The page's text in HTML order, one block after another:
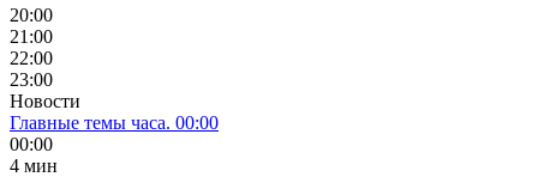
20:00
21:00
22:00
23:00
Новости
Главные темы часа. 00:00
00:00
4 мин